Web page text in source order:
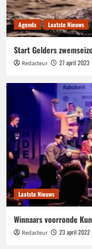
Agenda Laatste Nieuws
Start Gelders
Redacteur 27 april 2023
Laatste Nieuws
Winnaars voorronde
Redacteur 23 april 2022